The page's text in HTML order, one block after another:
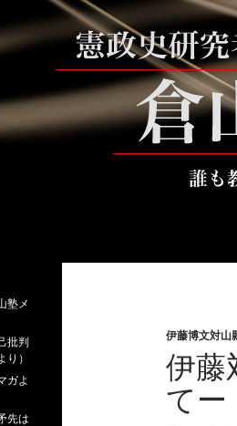
伊藤博文対山
伊藤
てー
時事と教
塾メ
批判
）
ガよ
先は